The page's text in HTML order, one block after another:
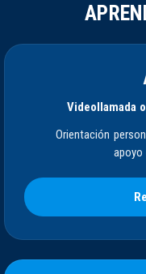
Videollamada
Orientación
apoyo